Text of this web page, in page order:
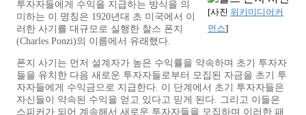
[사진 위키미디어커
먼스]
투자자들에게 수익을 지급하는 방식을 의
미하는 이 명칭은 1920년대 초 미국에서 이
러한 사기를 대규모로 실행한 찰스 폰지
(Charles Ponzi)의 이름에서 유래했다.
폰지 사기는 먼저 설계자가 높은 수익률을 약속하며 초기 투자자
들을 유치한 다음 새로운 투자자들로부터 모집된 자금을 초기 투
자자들에게 수익금으로 지급한다. 이 단계에서 초기 투자자들은
자신들이 약속된 수익을 얻고 있다고 믿게 된다. 그리고 이들은
스피커가 되어 계속해서 새로운 투자자들을 모집하며 이러한 패